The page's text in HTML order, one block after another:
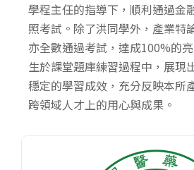
學程主任的指導下，順利通過金
照考試。除了洪同學外，產業特
亦全數通過考試，達成100%的
生於課堂題庫練習過程中，展現
穩定的學習成效，充分反映本所
跨領域人才上的用心與成果。